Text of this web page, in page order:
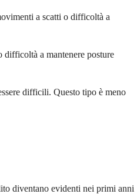
a scatti o difficoltà a
difficoltà a mantenere posture
difficili. Questo tipo è meno
diventano evidenti nei primi anni